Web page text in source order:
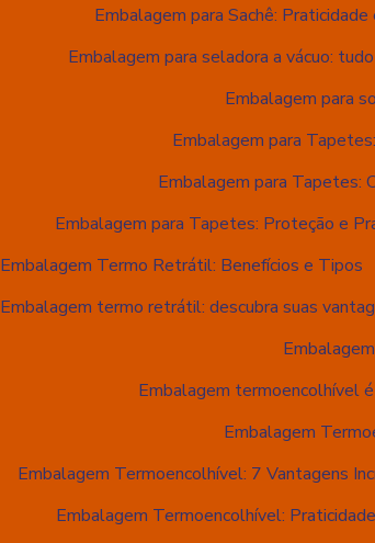
Embalagem para Sachê:
Embalagem para seladora a vácuo:
Embalagem para
Embalagem para
Embalagem para Tapetes:
Embalagem para Tapetes: Proteção e
Embalagem Termo Retrátil: Benefícios e Tipos
Embalagem termo retrátil: descubra suas
Embalagem termoencolhível
Embalagem
Embalagem Termoencolhível: 7 Vantagens
Embalagem Termoencolhível: